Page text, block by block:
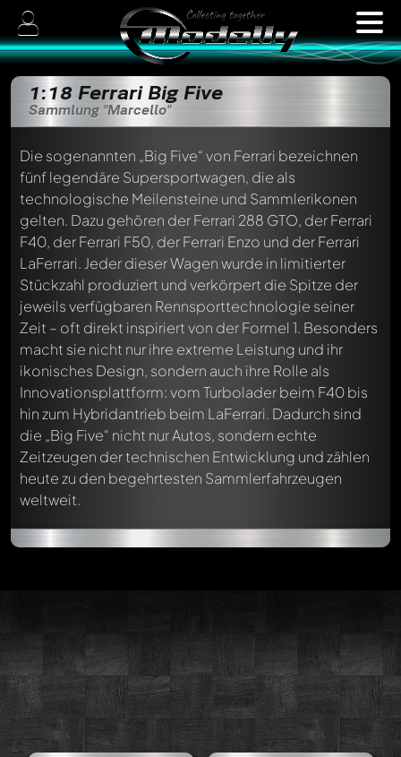
1:18 Ferrari Big Five
Sammlung "Marcello"
Die sogenannten „Big Five“ von Ferrari bezeichnen
fünf legendäre Supersportwagen, die als
technologische Meilensteine und Sammlerikonen
gelten. Dazu gehören der Ferrari 288 GTO, der Ferrari
F40, der Ferrari F50, der Ferrari Enzo und der Ferrari
LaFerrari. Jeder dieser Wagen wurde in limitierter
Stückzahl produziert und verkörpert die Spitze der
jeweils verfügbaren Rennsporttechnologie seiner
Zeit – oft direkt inspiriert von der Formel 1. Besonders
macht sie nicht nur ihre extreme Leistung und ihr
ikonisches Design, sondern auch ihre Rolle als
Innovationsplattform: vom Turbolader beim F40 bis
hin zum Hybridantrieb beim LaFerrari. Dadurch sind
die „Big Five“ nicht nur Autos, sondern echte
Zeitzeugen der technischen Entwicklung und zählen
heute zu den begehrtesten Sammlerfahrzeugen
weltweit.